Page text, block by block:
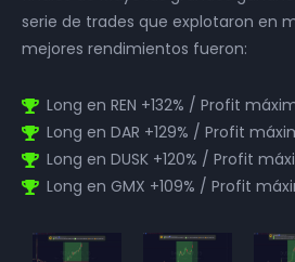
serie de trades que explotaron en
mejores rendimientos fueron:
Long en REN +132% / Profit
Long en DAR +129% / Profit
Long en DUSK +120% / Profit
Long en GMX +109% / Profit